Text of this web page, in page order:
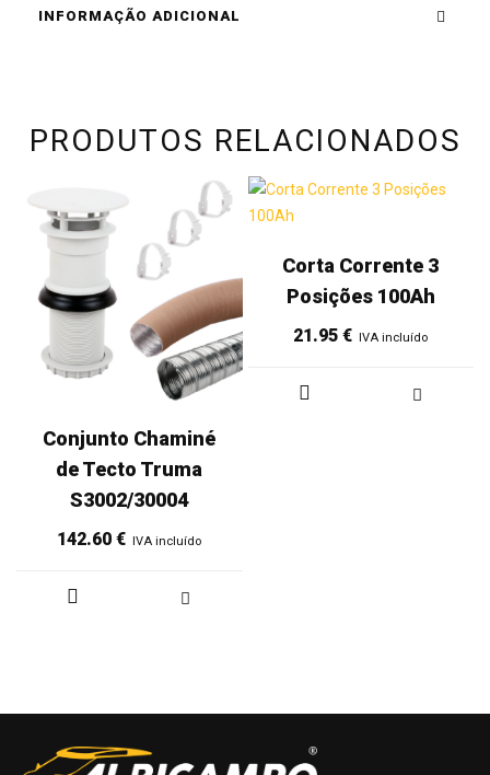
INFORMAÇÃO ADICIONAL
PRODUTOS RELACIONADOS
Conjunto Chaminé
de Tecto Truma
S3002/30004
142.60€ IVA incluído
Corta Corrente 3
Posições 100Ah
21.95€ IVA incluído